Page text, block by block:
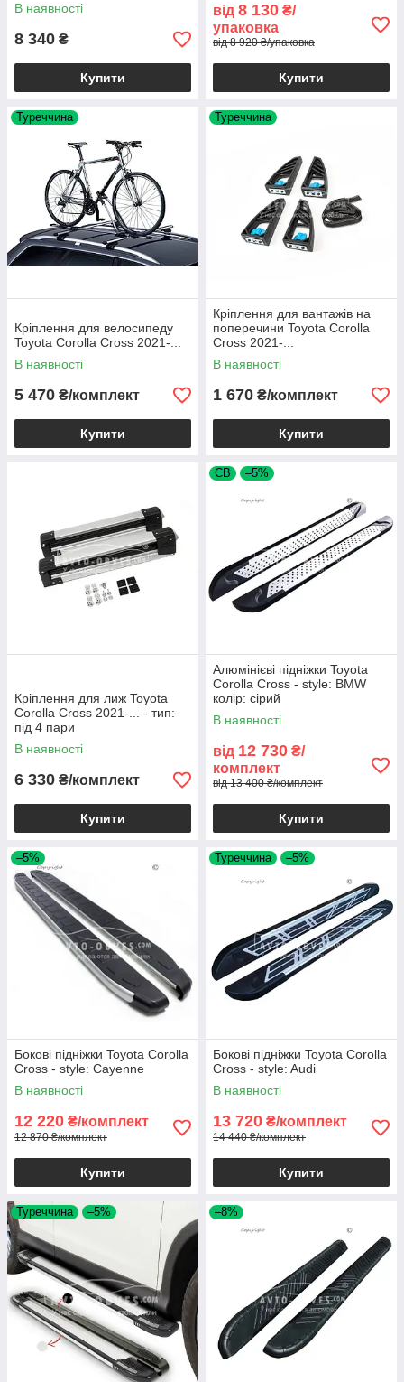
В наявності
8 340 ₴
Купити
від 8 130 ₴/
упаковка
від 8 920 ₴/упаковка
Купити
Туреччина
Кріплення для велосипеду
Toyota Corolla Cross 2021-...
В наявності
5 470 ₴/комплект
Купити
Туреччина
Кріплення для вантажів на
поперечини Toyota Corolla
Cross 2021-...
В наявності
1 670 ₴/комплект
Купити
Кріплення для лиж Toyota
Corolla Cross 2021-... - тип:
під 4 пари
В наявності
6 330 ₴/комплект
Купити
СВ –5%
Алюмінієві підніжки Toyota
Corolla Cross - style: BMW
колір: сірий
В наявності
від 12 730 ₴/
комплект
від 13 400 ₴/комплект
Купити
–5%
Бокові підніжки Toyota Corolla
Cross - style: Cayenne
В наявності
12 220 ₴/комплект
12 870 ₴/комплект
Купити
Туреччина –5%
Бокові підніжки Toyota Corolla
Cross - style: Audi
В наявності
13 720 ₴/комплект
14 440 ₴/комплект
Купити
Туреччина –5% –8%